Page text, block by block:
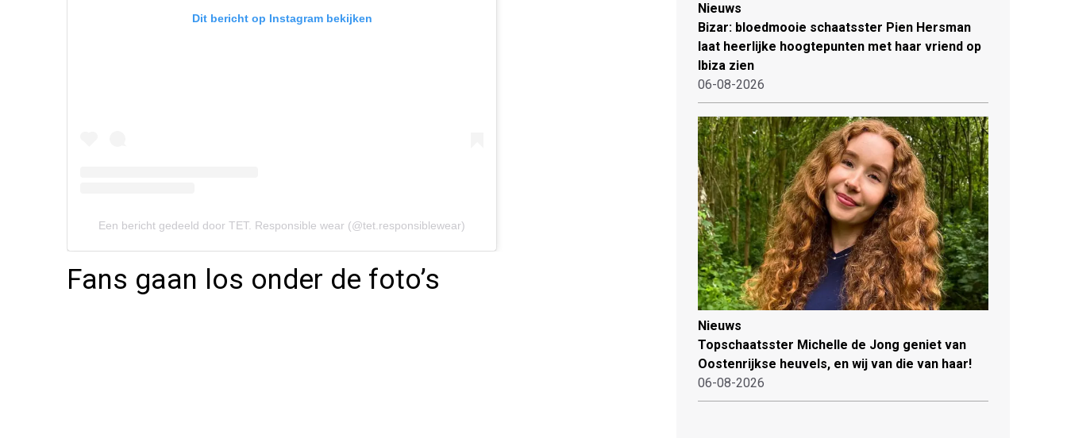
Dit bericht op Instagram bekijken
Een bericht gedeeld door TET. Responsible wear (@tet.responsiblewear)
Fans gaan los onder de foto’s
Nieuws
Bizar: bloedmooie schaatsster Pien Hersman
laat heerlijke hoogtepunten met haar vriend op
Ibiza zien
06-08-2026
Nieuws
Topschaatsster Michelle de Jong geniet van
Oostenrijkse heuvels, en wij van die van haar!
06-08-2026